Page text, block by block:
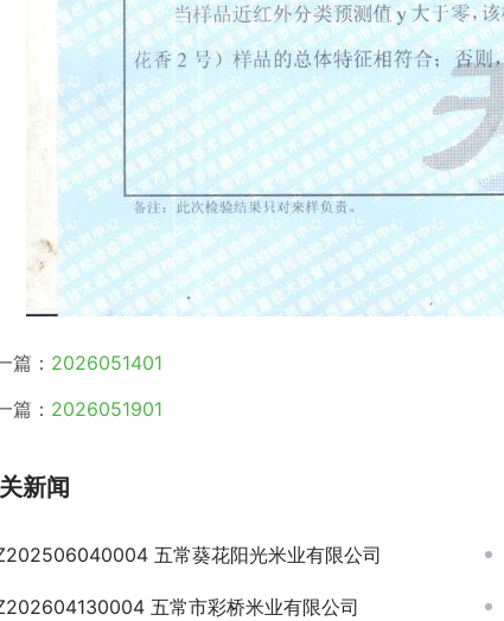
篇： 2026051401
篇： 2026051901
新闻
五常葵花阳光米业有限公司
五常市彩桥米业有限公司